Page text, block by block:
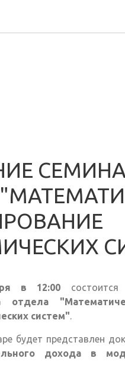
в 12:00
отдела
систем".
будет представлен
дохода в